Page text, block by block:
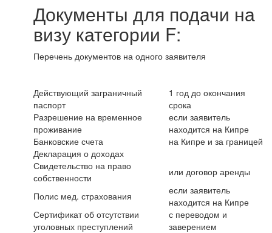
Документы для подачи на
визу категории F:
Перечень документов на одного заявителя
Действующий заграничный
паспорт
1 год до окончания
срока
Разрешение на временное
проживание
если заявитель
находится на Кипре
Банковские счета
на Кипре и за границей
Декларация о доходах
Свидетельство на право
собственности
или договор аренды
Полис мед. страхования
если заявитель
находится на Кипре
Сертификат об отсутствии
уголовных преступлений
с переводом и
заверением